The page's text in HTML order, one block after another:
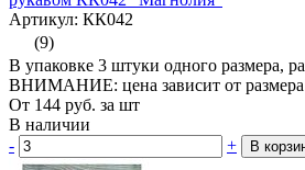
Артикул: КК042
(9)
В упаковке 3 штуки одного размера,
ВНИМАНИЕ: цена зависит от
От 144 руб. за шт
В наличии
-
+ В